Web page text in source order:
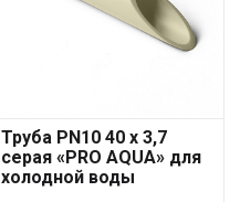
Труба PN10 40 x 3,7
серая «PRO AQUA» для
холодной воды